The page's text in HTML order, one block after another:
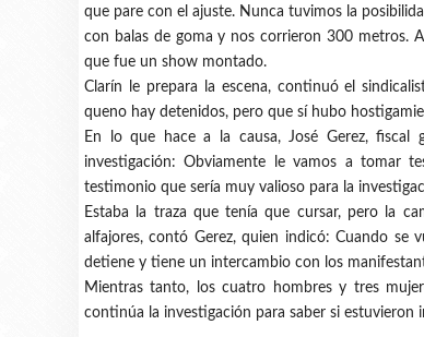
que pare con el ajuste. Nunca tuvimos la
con balas de goma y nos corrieron 300 metros.
que fue un show montado.
Clarín le prepara la escena, continuó el
queno hay detenidos, pero que sí hubo
En lo que hace a la causa, José Gerez, fiscal
investigación: Obviamente le vamos a tomar
testimonio que sería muy valioso para la
Estaba la traza que tenía que cursar, pero la
alfajores, contó Gerez, quien indicó: Cuando se
detiene y tiene un intercambio con los
Mientras tanto, los cuatro hombres y tres
continúa la investigación para saber si estuvieron